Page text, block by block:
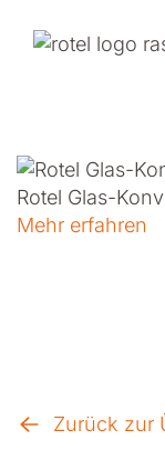
Rotel Glas-
Mehr erfahren
Zurück zur